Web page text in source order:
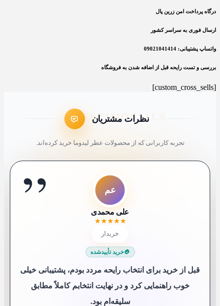
درگاه پرداخت امن زرین پال
ارسال فوری به سراسر کشور
واتساپ پشتیبانی: 09021041414
بررسی و تست رایحه قبل از اضافه شدن به فروشگاه
[custom_cross_sells]
نظرات مشتریان
تجربه کاربرانی که از محصولات عطر لیدوما خرید کرده‌اند.
ک4
کاربر 48321
★★★★★
خریدار
خرید تأییدشده
شم
شیرین ملکی
★★★★★
😍 خریدار راضی
خرید تأییدشده
ک9
کاربر 9652
★★★★★
خریدار
خرید تأییدشده
مک
محمد کاشانکی
★★★★★
خریدار
خرید تأییدشده
ا
ایلیا
★★★★★
خریدار
خرید تأییدشده
ل7
لیلی 76
★★★★★
خریدار
خرید تأییدشده
” عم
علی محمدی
★★★★★
خریدار
خرید تأییدشده
قبل از خرید برای انتخاب رایحه مردد بودم، پشتیبانی خیلی
خوب راهنمایی کرد و در نهایت انتخابم کاملاً مطابق
سلیقه‌ام بود.
سع
سارا عباسی
★★★★★
😍 خریدار راضی
خرید تأییدشده